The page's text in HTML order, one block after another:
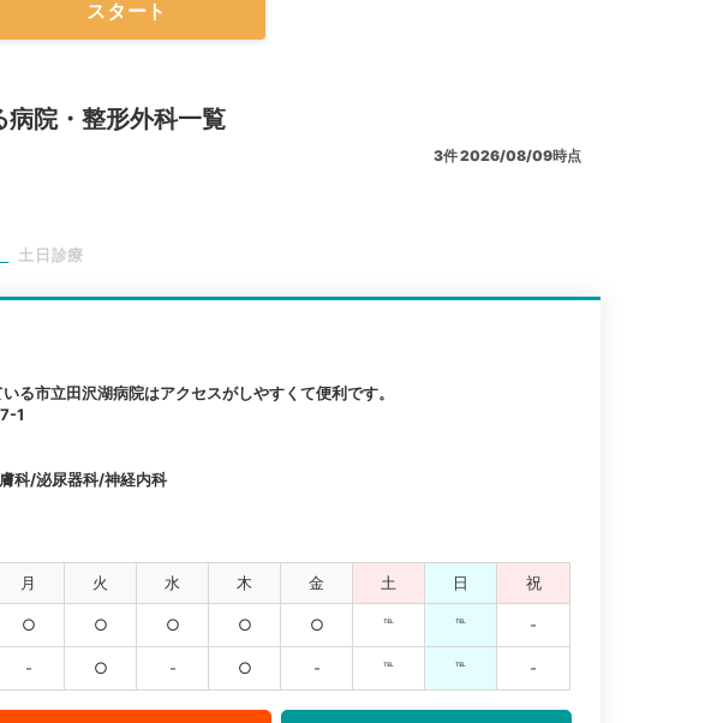
スタート
院・整形外科一覧
3件2026/08/09時点
土日診療
る市立田沢湖病院はアクセスがしやすくて便利です。
1
科/泌尿器科/神経内科
月 火 水 木 金 土 日 祝
○ ○ ○ ○ ○ ℡ ℡ -
- ○ - ○ - ℡ ℡ -